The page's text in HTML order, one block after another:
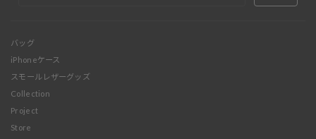
バッグ
iPhoneケース
スモールレザーグッズ
Collection
Project
Store